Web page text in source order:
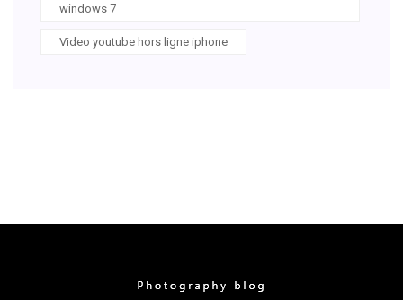
windows 7
Video youtube hors ligne iphone